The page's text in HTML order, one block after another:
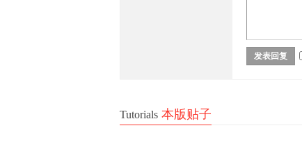
发表回复
Tutorials 本版贴子